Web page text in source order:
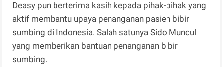
Deasy pun berterima kasih kepada pihak-pihak yang
aktif membantu upaya penanganan pasien bibir
sumbing di Indonesia. Salah satunya Sido Muncul
yang memberikan bantuan penanganan bibir
sumbing.